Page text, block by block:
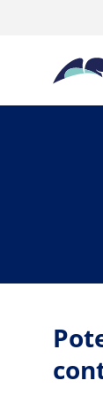
Pular para o